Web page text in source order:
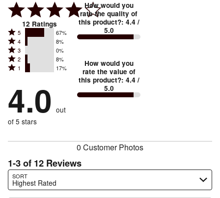
12 Ratings
Rated
5
stars
by
reviewers
5 67%
Rated
4
stars
by
of
reviewers
4 8%
Rated
3
stars
0%
of
reviewers
3 0%
Rated
2
by
8%
reviewers
2 8%
Rated
stars
by
17%
of
1 17%
4.0 out
of 5 stars
How would you
rate the quality of
this product?: 4.4 /
5.0
How would you
rate the value of
this product?: 4.4 /
5.0
0 Customer Photos
1-3 of 12 Reviews
SORT
Highest Rated
Search reviews…